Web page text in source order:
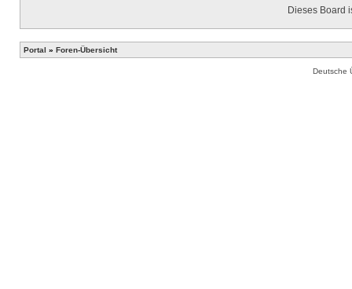
Dieses Board
Portal » Foren-Übersicht
Deutsche